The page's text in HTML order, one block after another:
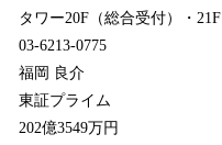
タワー20F（総合受付）・21F
03-6213-0775
福岡 良介
東証プライム
202億3549万円